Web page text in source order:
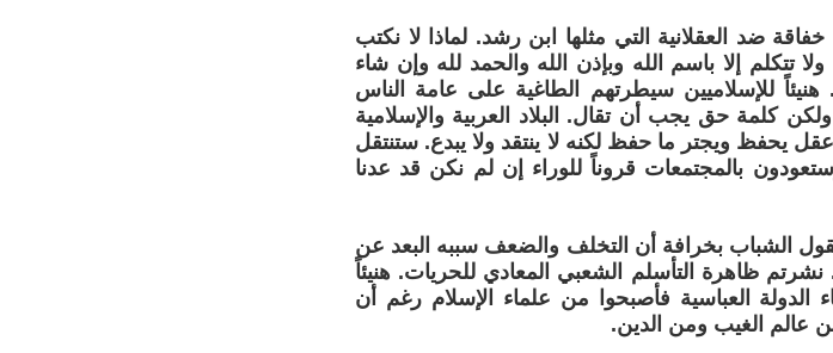
ضد العقلانية التي مثلها ابن رشد. لماذا لا نكتب
تتكلم إلا باسم الله وبإذن الله والحمد لله وإن شاء
هنيئاً للإسلاميين سيطرتهم الطاغية على عامة الناس
( من 50 % إلى 70 % ). ولكن كلمة حق يجب أن تقال. البلاد العربية والإسلامية
عقل يحفظ ويجتر ما حفظ لكنه لا ينتقد ولا يبدع. ستنتقل
بالمجتمعات قروناً للوراء إن لم نكن قد عدنا
الشباب بخرافة أن التخلف والضعف سببه البعد عن
ظاهرة التأسلم الشعبي المعادي للحريات. هنيئاً
الدولة العباسية فأصبحوا من علماء الإسلام رغم أن
عالم الغيب ومن الدين.